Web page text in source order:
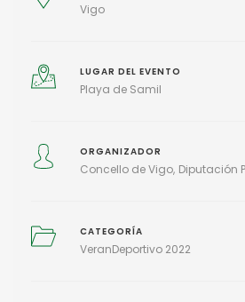
Vigo
LUGAR DEL EVENTO
Playa de Samil
ORGANIZADOR
Concello de Vigo Diputación
CATEGORÍA
VeranDeportivo 2022